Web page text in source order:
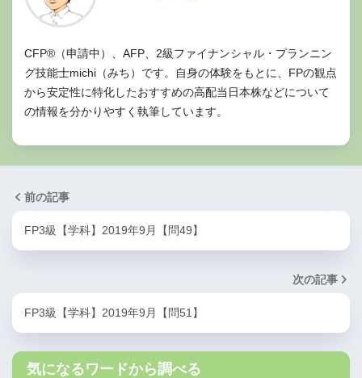
CFP®（申請中）、AFP、2級ファイナンシャル・プランニン
グ技能士michi（みち）です。自身の体験をもとに、FPの観点
から安定性に特化したおすすめの高配当日本株などについて
の情報を分かりやすく執筆しています。
前の記事
FP3級【学科】2019年9月【問49】
次の記事
FP3級【学科】2019年9月【問51】
気になるワードから調べる